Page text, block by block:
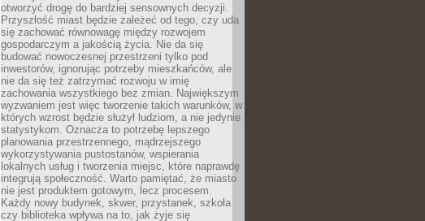
otworzyć drogę do bardziej sensownych decyzji.
Przyszłość miast będzie zależeć od tego, czy uda
się zachować równowagę między rozwojem
gospodarczym a jakością życia. Nie da się
budować nowoczesnej przestrzeni tylko pod
inwestorów, ignorując potrzeby mieszkańców, ale
nie da się też zatrzymać rozwoju w imię
zachowania wszystkiego bez zmian. Największym
wyzwaniem jest więc tworzenie takich warunków, w
których wzrost będzie służył ludziom, a nie jedynie
statystykom. Oznacza to potrzebę lepszego
planowania przestrzennego, mądrzejszego
wykorzystywania pustostanów, wspierania
lokalnych usług i tworzenia miejsc, które naprawdę
integrują społeczność. Warto pamiętać, że miasto
nie jest produktem gotowym, lecz procesem.
Każdy nowy budynek, skwer, przystanek, szkoła
czy biblioteka wpływa na to, jak żyje się